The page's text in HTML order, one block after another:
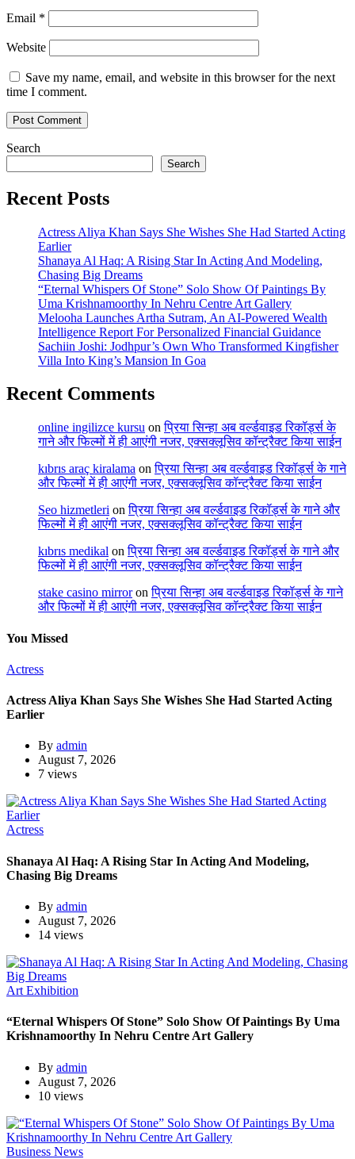
Email *
Website
Save my name, email, and website in this browser for the next
time I comment.
Search
Search
Recent Posts
Actress Aliya Khan Says She Wishes She Had Started Acting
Earlier
Shanaya Al Haq: A Rising Star In Acting And Modeling,
Chasing Big Dreams
“Eternal Whispers Of Stone” Solo Show Of Paintings By
Uma Krishnamoorthy In Nehru Centre Art Gallery
Melooha Launches Artha Sutram, An AI-Powered Wealth
Intelligence Report For Personalized Financial Guidance
Sachiin Joshi: Jodhpur’s Own Who Transformed Kingfisher
Villa Into King’s Mansion In Goa
Recent Comments
online ingilizce kursu onप्रिया सिन्हा अब वर्ल्डवाइड रिकॉर्ड्स के
गाने और फिल्मों में ही आएंगी नजर, एक्सक्लूसिव कॉन्ट्रैक्ट किया साईन
kıbrıs araç kiralama onप्रिया सिन्हा अब वर्ल्डवाइड रिकॉर्ड्स के गाने
और फिल्मों में ही आएंगी नजर, एक्सक्लूसिव कॉन्ट्रैक्ट किया साईन
Seo hizmetleri onप्रिया सिन्हा अब वर्ल्डवाइड रिकॉर्ड्स के गाने और
फिल्मों में ही आएंगी नजर, एक्सक्लूसिव कॉन्ट्रैक्ट किया साईन
kıbrıs medikal onप्रिया सिन्हा अब वर्ल्डवाइड रिकॉर्ड्स के गाने और
फिल्मों में ही आएंगी नजर, एक्सक्लूसिव कॉन्ट्रैक्ट किया साईन
stake casino mirroronप्रिया सिन्हा अब वर्ल्डवाइड रिकॉर्ड्स के गाने
और फिल्मों में ही आएंगी नजर, एक्सक्लूसिव कॉन्ट्रैक्ट किया साईन
You Missed
Actress
Actress Aliya Khan Says She Wishes She Had Started Acting
Earlier
By admin
August 7, 2026
7 views
Actress
Shanaya Al Haq: A Rising Star In Acting And Modeling,
Chasing Big Dreams
By admin
August 7, 2026
14 views
Art Exhibition
“Eternal Whispers Of Stone” Solo Show Of Paintings By Uma
Krishnamoorthy In Nehru Centre Art Gallery
By admin
August 7, 2026
10 views
Business News